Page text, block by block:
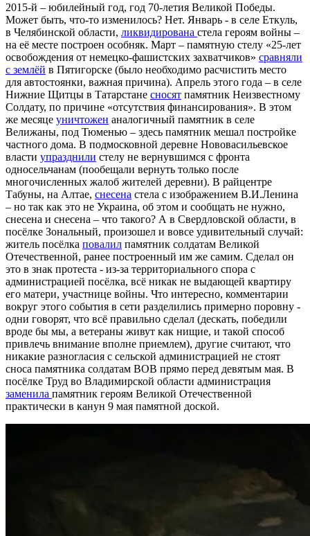
2015-й – юбилейный год, год 70-летия Великой Победы.
Может быть, что-то изменилось? Нет. Январь - в селе Еткуль,
в Челябинской области, ликвидирована стела героям войны –
на её месте построен особняк. Март – памятную стелу «25-лет
освобождения от немецко-фашистских захватчиков» сравняли
с землёй в Пятигорске (было необходимо расчистить место
для автостоянки, важная причина). Апрель этого года – в селе
Нижние Щитцы в Татарстане сносят памятник Неизвестному
Солдату, по причине «отсутствия финансирования». В этом
же месяце уничтожен аналогичный памятник в селе
Велижаны, под Тюменью – здесь памятник мешал постройке
частного дома. В подмосковной деревне Нововасильевское
власти упразднили стелу не вернувшимся с фронта
односельчанам (пообещали вернуть только после
многочисленных жалоб жителей деревни). В райцентре
Табуны, на Алтае, снесена стела с изображением В.И.Ленина
– но так как это не Украина, об этом и сообщать не нужно,
снесена и снесена – что такого? А в Свердловской области, в
посёлке Зональный, произошел и вовсе удивительный случай:
житель посёлка повалил памятник солдатам Великой
Отечественной, ранее построенный им же самим. Сделал он
это в знак протеста - из-за территориального спора с
администрацией посёлка, всё никак не выдающей квартиру
его матери, участнице войны. Что интересно, комментарии
вокруг этого события в сети разделились примерно поровну -
одни говорят, что всё правильно сделал (дескать, победили
вроде бы мы, а ветераны живут как нищие, и такой способ
привлечь внимание вполне приемлем), другие считают, что
никакие разногласия с сельской администрацией не стоят
сноса памятника солдатам ВОВ прямо перед девятым мая. В
посёлке Труд во Владимирской области администрация
заменила памятник героям Великой Отечественной
практически в канун 9 мая памятной доской.